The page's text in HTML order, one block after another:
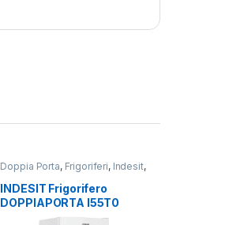
Doppia Porta, Frigoriferi, Indesit,
Libera Installazione
INDESIT Frigorifero
DOPPIAPORTA I55T0